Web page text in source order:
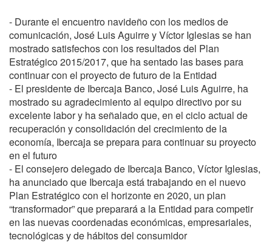
- Durante el encuentro navideño con los medios de
comunicación, José Luis Aguirre y Víctor Iglesias se han
mostrado satisfechos con los resultados del Plan
Estratégico 2015/2017, que ha sentado las bases para
continuar con el proyecto de futuro de la Entidad
- El presidente de Ibercaja Banco, José Luis Aguirre, ha
mostrado su agradecimiento al equipo directivo por su
excelente labor y ha señalado que, en el ciclo actual de
recuperación y consolidación del crecimiento de la
economía, Ibercaja se prepara para continuar su proyecto
en el futuro
- El consejero delegado de Ibercaja Banco, Víctor Iglesias,
ha anunciado que Ibercaja está trabajando en el nuevo
Plan Estratégico con el horizonte en 2020, un plan
“transformador” que preparará a la Entidad para competir
en las nuevas coordenadas económicas, empresariales,
tecnológicas y de hábitos del consumidor